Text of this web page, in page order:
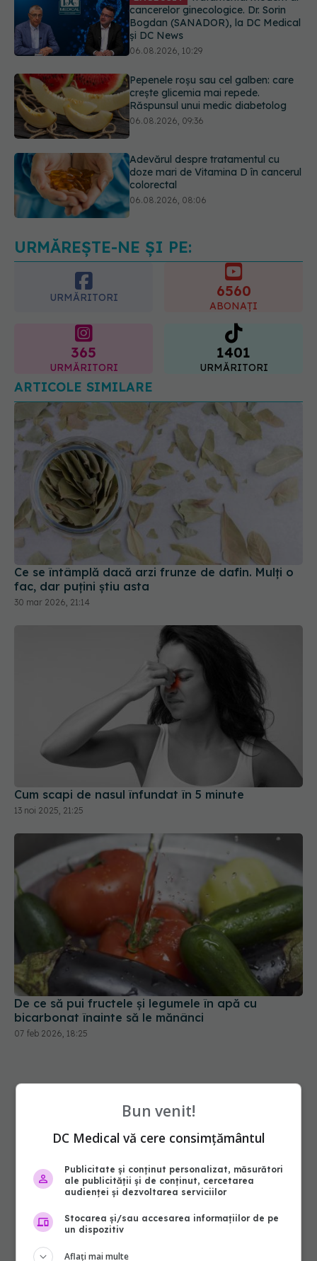
Pepenele roșu sau cel galben: care
crește glicemia mai repede.
Răspunsul unui medic diabetolog
Adevărul despre tratamentul cu
doze mari de Vitamina D în cancerul
Trei lucruri pe care trebuie să le faci
după 45 de ani ca să întârzii
URMĂREȘTE-NE ȘI PE:
URMĂRITORI 6560
ABONAȚI
365
URMĂRITORI
1401
URMĂRITORI
ARTICOLE SIMILARE
Ce se întâmplă dacă arzi frunze de dafin. Mulți o
fac, dar puțini știu asta
30 mar 2026, 21:14
Cum scapi de nasul înfundat în 5 minute
13 noi 2025, 21:25
De ce să pui fructele și legumele în apă cu
bicarbonat înainte să le mănânci
07 feb 2026, 18:25
Bun venit!
DC Medical vă cere consimțământul
Publicitate și conținut personalizat, măsurători
ale publicității și de conținut, cercetarea
audienței și dezvoltarea serviciilor
Stocarea și/sau accesarea informațiilor de pe
un dispozitiv
Aflați mai multe